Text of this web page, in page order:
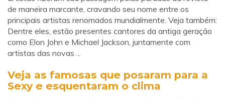
de maneira marcante, cravando seu nome entre os
principais artistas renomados mundialmente. Veja também:
Dentre eles, estão presentes cantores da antiga geração
como Elon John e Michael Jackson, juntamente com
artistas das novas ...
Veja as famosas que posaram para a
Sexy e esquentaram o clima